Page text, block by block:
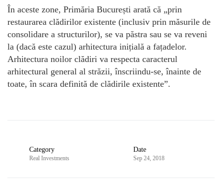
În aceste zone, Primăria București arată că „prin
restaurarea clădirilor existente (inclusiv prin măsurile de
consolidare a structurilor), se va păstra sau se va reveni
la (dacă este cazul) arhitectura inițială a fațadelor.
Arhitectura noilor clădiri va respecta caracterul
arhitectural general al străzii, înscriindu-se, înainte de
toate, în scara definită de clădirile existente”.
Category
Real Investments
Date
Sep 24, 2018